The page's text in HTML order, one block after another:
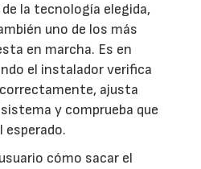
la tecnología elegida,
uno de los más
en marcha. Es en
el instalador verifica
ajusta
y comprueba que
esperado.
cómo sacar el